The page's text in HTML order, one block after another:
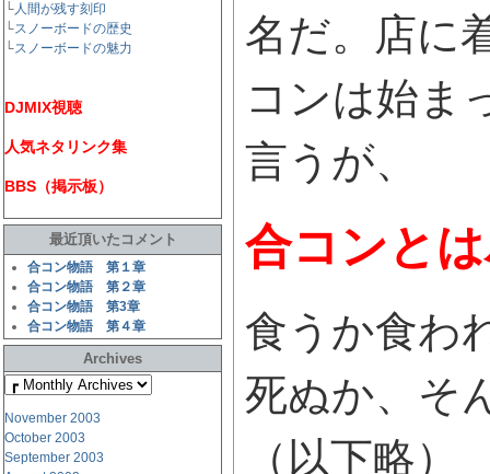
└人間が残す刻印
└スノーボードの歴史
└スノーボードの魅力
DJMIX視聴
人気ネタリンク集
BBS（掲示板）
最近頂いたコメント
合コン物語 第１章
合コン物語 第２章
合コン物語 第3章
合コン物語 第４章
Archives
November 2003
October 2003
September 2003
名だ。店に
コンは始ま
言うが、
合コンと
食うか食わ
死ぬか、そ
（以下略）